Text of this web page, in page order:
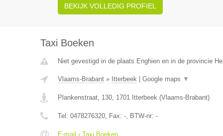
BEKIJK VOLLEDIG PROFIEL
Taxi Boeken
Niet gevestigd in de plaats Enghien en in de provincie
Vlaams-Brabant» Itterbeek| Google maps ▼
Plankenstraat, 130, 1701 Itterbeek(Vlaams-Brabant)
Tel: 0478276320, Fax: -, BTW-nr: -
E-mail › Taxi Boeken